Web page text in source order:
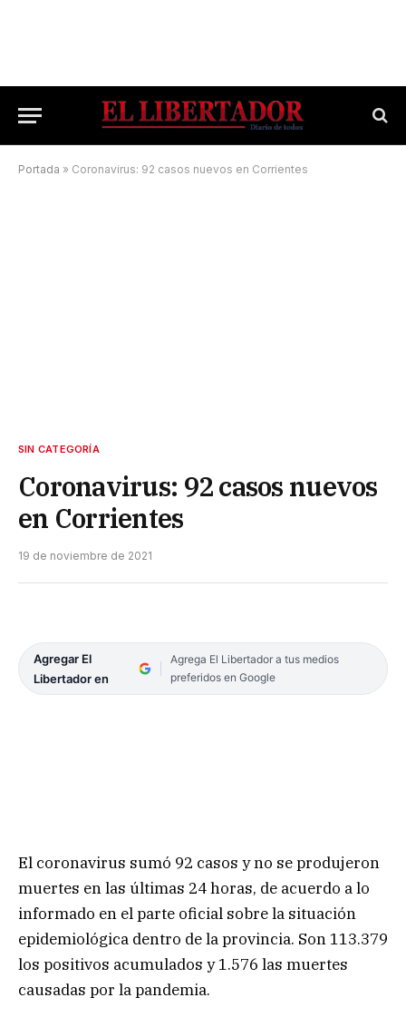
Portada » Coronavirus: 92 casos nuevos en Corrientes
SIN CATEGORÍA
Coronavirus: 92 casos nuevos
en Corrientes
19 de noviembre de 2021
Agregar El
Libertador en
Agrega El Libertador a tus medios
preferidos en Google
El coronavirus sumó 92 casos y no se produjeron
muertes en las últimas 24 horas, de acuerdo a lo
informado en el parte oficial sobre la situación
epidemiológica dentro de la provincia. Son 113.379
los positivos acumulados y 1.576 las muertes
causadas por la pandemia.